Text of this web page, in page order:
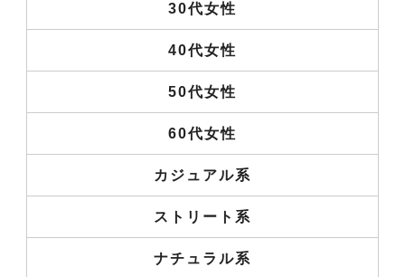
30代女性
40代女性
50代女性
60代女性
カジュアル系
ストリート系
ナチュラル系